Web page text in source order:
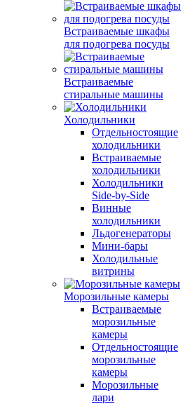
Встраиваемые шкафы
для подогрева посуды
Встраиваемые
стиральные машины
Холодильники
Отдельностоящие
холодильники
Встраиваемые
холодильники
Холодильники
Side-by-Side
Винные
холодильники
Льдогенераторы
Мини-бары
Холодильные
витрины
Морозильные камеры
Встраиваемые
морозильные
камеры
Отдельностоящие
морозильные
камеры
Морозильные
лари